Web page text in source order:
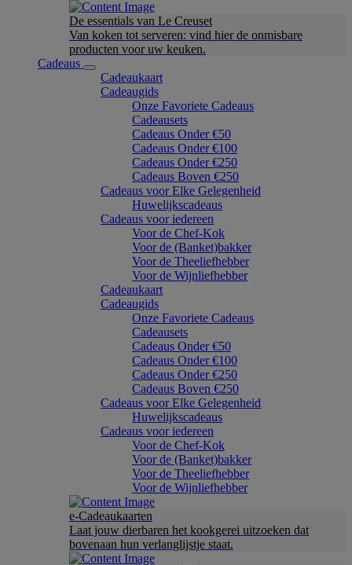
De essentials van Le Creuset
Van koken tot serveren: vind hier de onmisbare
producten voor uw keuken.
Cadeaus
Cadeaukaart
Cadeaugids
Onze Favoriete Cadeaus
Cadeausets
Cadeaus Onder €50
Cadeaus Onder €100
Cadeaus Onder €250
Cadeaus Boven €250
Cadeaus voor Elke Gelegenheid
Huwelijkscadeaus
Cadeaus voor iedereen
Voor de Chef-Kok
Voor de (Banket)bakker
Voor de Theeliefhebber
Voor de Wijnliefhebber
Cadeaukaart
Cadeaugids
Onze Favoriete Cadeaus
Cadeausets
Cadeaus Onder €50
Cadeaus Onder €100
Cadeaus Onder €250
Cadeaus Boven €250
Cadeaus voor Elke Gelegenheid
Huwelijkscadeaus
Cadeaus voor iedereen
Voor de Chef-Kok
Voor de (Banket)bakker
Voor de Theeliefhebber
Voor de Wijnliefhebber
e-Cadeaukaarten
Laat jouw dierbaren het kookgerei uitzoeken dat
bovenaan hun verlanglijstje staat.